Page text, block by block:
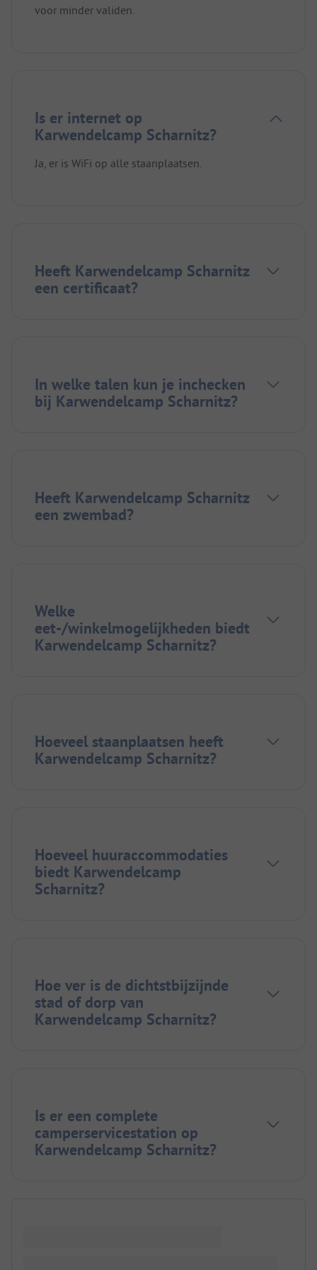
voor minder validen.
Is er internet op
Karwendelcamp Scharnitz?
Ja, er is WiFi op alle staanplaatsen.
Heeft Karwendelcamp Scharnitz
een certificaat?
In welke talen kun je inchecken
bij Karwendelcamp Scharnitz?
Heeft Karwendelcamp Scharnitz
een zwembad?
Welke
eet-/winkelmogelijkheden biedt
Karwendelcamp Scharnitz?
Hoeveel staanplaatsen heeft
Karwendelcamp Scharnitz?
Hoeveel huuraccommodaties
biedt Karwendelcamp
Scharnitz?
Hoe ver is de dichtstbijzijnde
stad of dorp van
Karwendelcamp Scharnitz?
Is er een complete
camperservicestation op
Karwendelcamp Scharnitz?